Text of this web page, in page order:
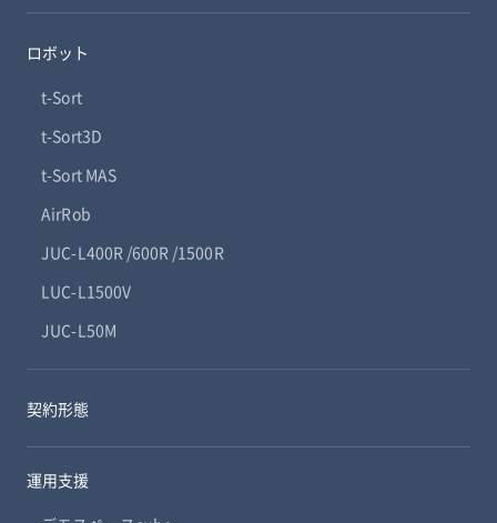
ロボット
t-Sort
t-Sort3D
t-Sort MAS
AirRob
JUC-L400R /600R /1500R
LUC-L1500V
JUC-L50M
契約形態
運用支援